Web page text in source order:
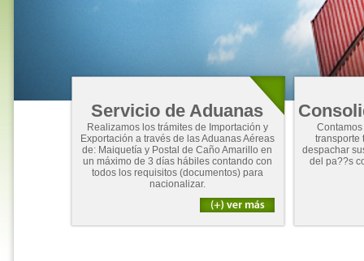
Servicio de Aduanas
Realizamos los trámites de Importación y
Exportación a través de las Aduanas Aéreas
de: Maiquetía y Postal de Caño Amarillo en
un máximo de 3 días hábiles contando con
todos los requisitos (documentos) para
nacionalizar.
transporte
despachar
del pa??s